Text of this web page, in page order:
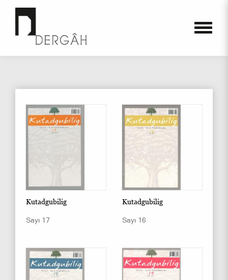
Kutadgubilig
Sayı 17
Kutadgubilig
Sayı 16